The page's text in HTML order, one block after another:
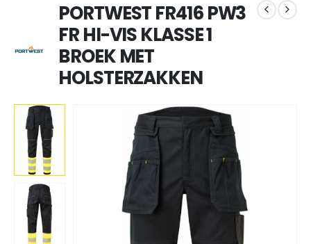
PORTWEST FR416 PW3
FR HI-VIS KLASSE 1
BROEK MET
HOLSTERZAKKEN